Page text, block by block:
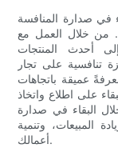
في صدارة المنافسة
من خلال العمل مع
أحدث المنتجات
تنافسية على تجار
عميقة باتجاهات
على اطلاع واتخاذ
البقاء في صدارة
المبيعات، وتنمية
أعمالك.